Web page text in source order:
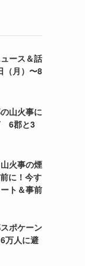
ース＆話
（月）〜8
山火事に
6郡と3
火事の煙
に！今す
ト＆事前
ポケーン
万人に避